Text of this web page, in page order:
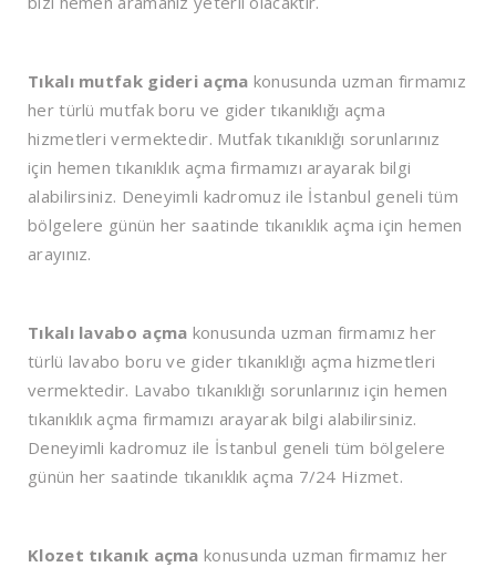
Tıkalı mutfak gideri açma konusunda uzman firmamız
her türlü mutfak boru ve gider tıkanıklığı açma
hizmetleri vermektedir. Mutfak tıkanıklığı sorunlarınız
için hemen tıkanıklık açma firmamızı arayarak bilgi
alabilirsiniz. Deneyimli kadromuz ile İstanbul geneli tüm
bölgelere günün her saatinde tıkanıklık açma için hemen
arayınız.
Tıkalı lavabo açma konusunda uzman firmamız her
türlü lavabo boru ve gider tıkanıklığı açma hizmetleri
vermektedir. Lavabo tıkanıklığı sorunlarınız için hemen
tıkanıklık açma firmamızı arayarak bilgi alabilirsiniz.
Deneyimli kadromuz ile İstanbul geneli tüm bölgelere
günün her saatinde tıkanıklık açma 7/24 Hizmet.
Klozet tıkanık açma konusunda uzman firmamız her